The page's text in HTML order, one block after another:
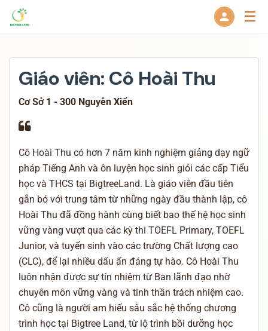
☰
Giáo viên: Cô Hoài Thu
Cơ Sở 1 - 300 Nguyễn Xiển
Cô Hoài Thu có hơn 7 năm kinh nghiệm giảng dạy ngữ
pháp Tiếng Anh và ôn luyện học sinh giỏi các cấp Tiểu
học và THCS tại BigtreeLand. Là giáo viên đầu tiên
gắn bó với trung tâm từ những ngày đầu thành lập, cô
Hoài Thu đã đồng hành cùng biết bao thế hệ học sinh
vững vàng vượt qua các kỳ thi TOEFL Primary, TOEFL
Junior, và tuyển sinh vào các trường Chất lượng cao
(CLC), để lại nhiều dấu ấn đáng tự hào. Cô Hoài Thu
luôn nhận được sự tín nhiệm từ Ban lãnh đạo nhờ
chuyên môn vững vàng và tinh thần trách nhiệm cao.
Cô cũng là người am hiểu sâu sắc hệ thống chương
trình học tại Bigtree Land, từ lộ trình bồi dưỡng học